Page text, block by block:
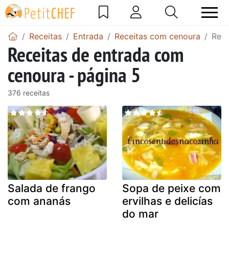
Receitas Entrada Receitas com cenoura
Receitas de entrada com
cenoura - página 5
376 receitas
Salada de frango
com ananás
Sopa de peixe com
ervilhas e delicías
do mar